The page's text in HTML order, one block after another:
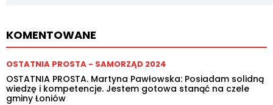
KOMENTOWANE
OSTATNIA PROSTA - SAMORZĄD 2024
OSTATNIA PROSTA. Martyna Pawłowska: Posiadam solidną
wiedzę i kompetencje. Jestem gotowa stanąć na czele
gminy Łoniów